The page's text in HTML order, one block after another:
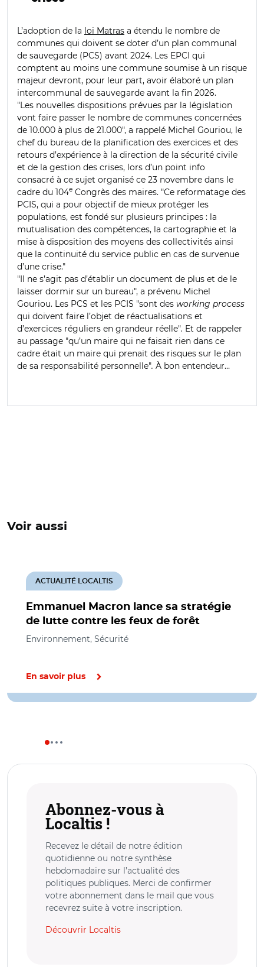
L’adoption de la loi Matras a étendu le nombre de
communes qui doivent se doter d’un plan communal
de sauvegarde (PCS) avant 2024. Les EPCI qui
comptent au moins une commune soumise à un risque
majeur devront, pour leur part, avoir élaboré un plan
intercommunal de sauvegarde avant la fin 2026.
"Les nouvelles dispositions prévues par la législation
vont faire passer le nombre de communes concernées
de 10.000 à plus de 21.000", a rappelé Michel Gouriou, le
chef du bureau de la planification des exercices et des
retours d’expérience à la direction de la sécurité civile
et de la gestion des crises, lors d’un point info
consacré à ce sujet organisé ce 23 novembre dans le
cadre du 104e Congrès des maires. "Ce reformatage des
PCIS, qui a pour objectif de mieux protéger les
populations, est fondé sur plusieurs principes : la
mutualisation des compétences, la cartographie et la
mise à disposition des moyens des collectivités ainsi
que la continuité du service public en cas de survenue
d’une crise."
"Il ne s’agit pas d’établir un document de plus et de le
laisser dormir sur un bureau", a prévenu Michel
Gouriou. Les PCS et les PCIS "sont des working process
qui doivent faire l’objet de réactualisations et
d’exercices réguliers en grandeur réelle". Et de rappeler
au passage "qu’un maire qui ne faisait rien dans ce
cadre était un maire qui prenait des risques sur le plan
de sa responsabilité personnelle". À bon entendeur…
Voir aussi
Emmanuel Macron lance sa stratégie
de lutte contre les feux de forêt
ACTUALITÉ LOCALTIS
Environnement, Sécurité
En savoir plus
Abonnez-vous à
Localtis !
Recevez le détail de notre édition
quotidienne ou notre synthèse
hebdomadaire sur l’actualité des
politiques publiques. Merci de confirmer
votre abonnement dans le mail que vous
recevrez suite à votre inscription.
Découvrir Localtis